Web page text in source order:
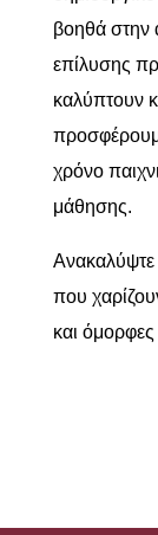
βοηθά στην
επίλυσης
καλύπτουν
χρόνο
μάθησης.
Ανακαλύψτε
που
και όμορφες